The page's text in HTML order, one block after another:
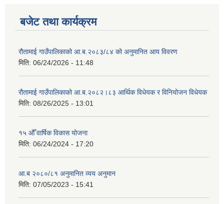
बजेट तथा कार्यक्रम
रौतामाई गाउँपालिकाको आ.ब.२०८३/८४ को अनुमानित आय विवरण
मिति: 06/24/2026 - 11:48
रौतामाई गाउँपालिकाको आ.ब.२०८२।८३ आर्थिक विधेयक र विनियोजन विधेयक
मिति: 08/26/2025 - 13:01
१५ औँ वार्षिक विकास योजना
मिति: 06/24/2024 - 17:20
आ.ब २०८०/८१ अनुमानित व्यय अनुमान
मिति: 07/05/2023 - 15:41